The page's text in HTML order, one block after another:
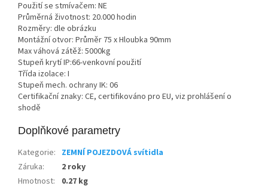
Použití se stmívačem: NE
Průměrná životnost: 20.000 hodin
Rozměry: dle obrázku
Montážní otvor: Průměr 75 x Hloubka 90mm
Max váhová zátěž: 5000kg
Stupeň krytí IP:66-venkovní použití
Třída izolace: I
Stupeň mech. ochrany IK: 06
Certifikační znaky: CE, certifikováno pro EU, viz prohlášení o
shodě
Doplňkové parametry
Kategorie: ZEMNÍ POJEZDOVÁ svítidla
Záruka:
2 roky
Hmotnost:
0.27 kg